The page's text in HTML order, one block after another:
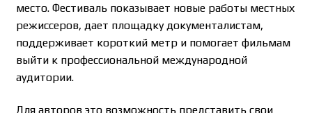
место. Фестиваль показывает новые работы местных
режиссеров, дает площадку документалистам,
поддерживает короткий метр и помогает фильмам
выйти к профессиональной международной
аудитории.
Для авторов это возможность представить свои